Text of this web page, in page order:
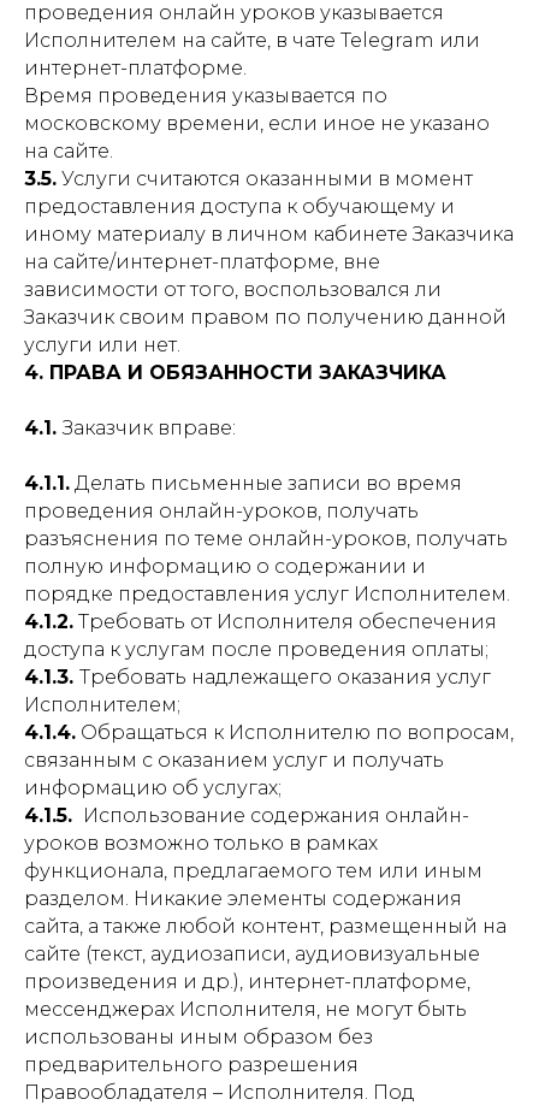
проведения онлайн уроков указывается
Исполнителем на сайте, в чате Telegram или
интернет-платформе.
Время проведения указывается по
московскому времени, если иное не указано
на сайте.
3.5. Услуги считаются оказанными в момент
предоставления доступа к обучающему и
иному материалу в личном кабинете Заказчика
на сайте/интернет-платформе, вне
зависимости от того, воспользовался ли
Заказчик своим правом по получению данной
услуги или нет.
4. ПРАВА И ОБЯЗАННОСТИ ЗАКАЗЧИКА
4.1.Заказчик вправе:
4.1.1. Делать письменные записи во время
проведения онлайн-уроков, получать
разъяснения по теме онлайн-уроков, получать
полную информацию о содержании и
порядке предоставления услуг Исполнителем.
4.1.2. Требовать от Исполнителя обеспечения
доступа к услугам после проведения оплаты;
4.1.3. Требовать надлежащего оказания услуг
Исполнителем;
4.1.4. Обращаться к Исполнителю по вопросам,
связанным с оказанием услуг и получать
информацию об услугах;
4.1.5. Использование содержания онлайн-
уроков возможно только в рамках
функционала, предлагаемого тем или иным
разделом. Никакие элементы содержания
сайта, а также любой контент, размещенный на
сайте (текст, аудиозаписи, аудиовизуальные
произведения и др.), интернет-платформе,
мессенджерах Исполнителя, не могут быть
использованы иным образом без
предварительного разрешения
Правообладателя – Исполнителя. Под